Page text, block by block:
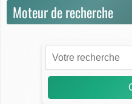
Moteur de recherche